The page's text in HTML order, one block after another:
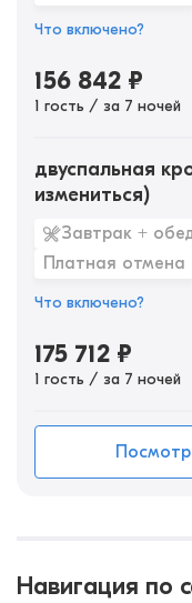
Что включено?
156 842 ₽
1 гость / за 7 ночей
двуспальная
измениться)
Завтрак +
Платная отмена
Что включено?
175 712 ₽
1 гость / за 7 ночей
Навигация по